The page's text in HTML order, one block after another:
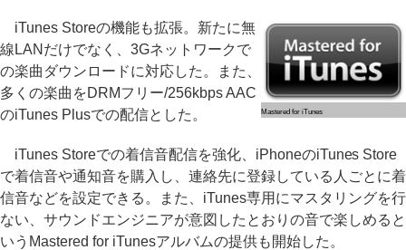
Mastered for iTunes
iTunes Storeの機能も拡張。新たに無
線LANだけでなく、3Gネットワークで
の楽曲ダウンロードに対応した。また、
多くの楽曲をDRMフリー/256kbps AAC
のiTunes Plusでの配信とした。
iTunes Storeでの着信音配信を強化、iPhoneのiTunes Store
で着信音や通知音を購入し、連絡先に登録している人ごとに着
信音などを設定できる。また、iTunes専用にマスタリングを行
ない、サウンドエンジニアが意図したとおりの音で楽しめると
いうMastered for iTunesアルバムの提供も開始した。